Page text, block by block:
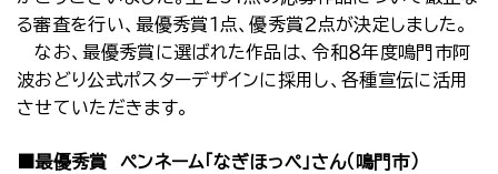
る審査を行い、最優秀賞１点、優秀賞２点が決定しました。
なお、最優秀賞に選ばれた作品は、令和８年度鳴門市阿
波おどり公式ポスターデザインに採用し、各種宣伝に活用
させていただきます。
■最優秀賞 ペンネーム「なぎほっぺ」さん（鳴門市）